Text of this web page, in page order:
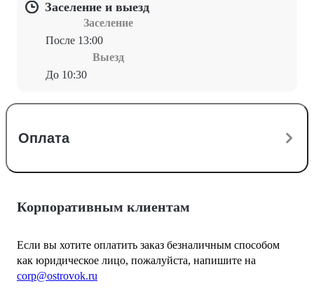
Заселение и выезд
Заселение
После 13:00
Выезд
До 10:30
Оплата
Корпоративным клиентам
Если вы хотите оплатить заказ безналичным способом
как юридическое лицо, пожалуйста, напишите на
corp@ostrovok.ru